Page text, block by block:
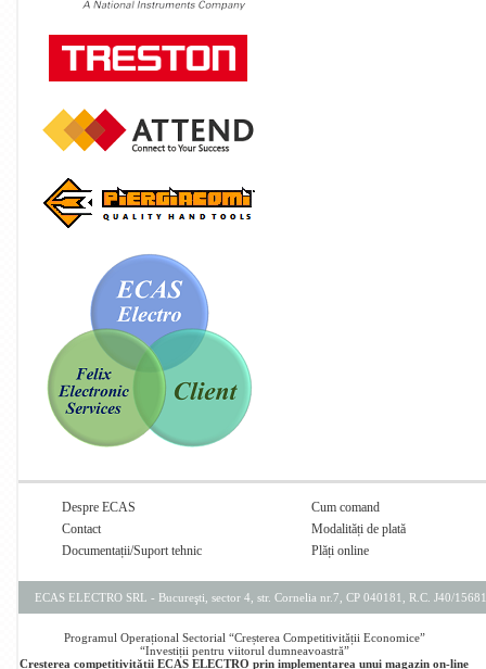
Despre ECAS
Contact
Documentații/Suport tehnic
Cum comand
Modalități de plată
Plăți online
ECAS ELECTRO SRL - Bucureşti, sector 4, str. Cornelia nr.7, CP 040181, R.C. J40/
Programul Operațional Sectorial “Creșterea Competitivității Economice”
“Investiții pentru viitorul dumneavoastră”
Creșterea competitivității ECAS ELECTRO prin implementarea unui magazin on-line